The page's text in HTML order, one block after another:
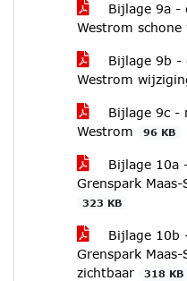
Bijlage 9a -
Westrom schone
Bijlage 9b -
Westrom
Bijlage 9c -
Westrom
96 KB
Bijlage 10a
Grenspark
323 KB
Bijlage 10b
Grenspark
zichtbaar
318 KB